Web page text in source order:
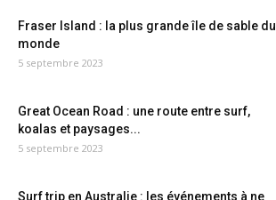
Fraser Island : la plus grande île de sable du
monde
5 septembre 2023
Great Ocean Road : une route entre surf,
koalas et paysages...
5 septembre 2023
Surf trip en Australie : les événements à ne